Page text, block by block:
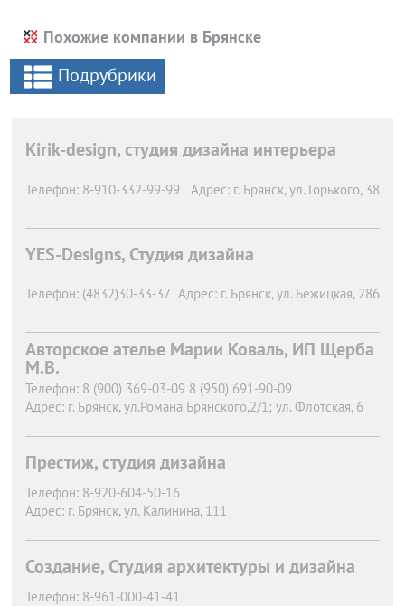
Похожие компании в Брянске
Подрубрики
Kirik-design, студия дизайна интерьера
Телефон: 8-910-332-99-99 Адрес: г. Брянск, ул. Горького, 38
YES-Designs, Студия дизайна
Телефон: (4832)30-33-37 Адрес: г. Брянск, ул. Бежицкая, 286
Авторское ателье Марии Коваль, ИП Щерба
М.В.
Телефон: 8 (900) 369-03-09 8 (950) 691-90-09
Адрес: г. Брянск, ул.Романа Брянского,2/1; ул. Флотская, 6
Престиж, студия дизайна
Телефон: 8-920-604-50-16
Адрес: г. Брянск, ул. Калинина, 111
Создание, Студия архитектуры и дизайна
Телефон: 8-961-000-41-41